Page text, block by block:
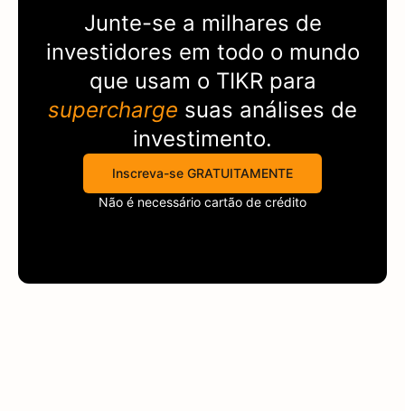
Junte-se a milhares de
investidores em todo o mundo
que usam o TIKR para
supercharge suas análises de
investimento.
Inscreva-se GRATUITAMENTE
Não é necessário cartão de crédito